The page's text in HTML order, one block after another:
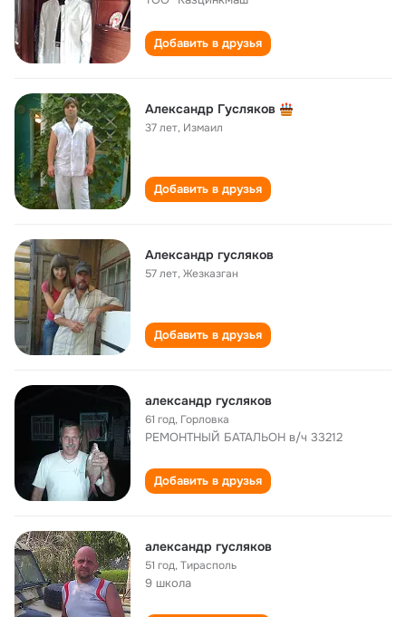
Добавить в друзья
Александр Гусляков
37 лет, Измаил
Добавить в друзья
Александр гусляков
57 лет,Жезказган
Добавить в друзья
александр гусляков
61 год, Горловка
РЕМОНТНЫЙ БАТАЛЬОН в/ч 33212
Добавить в друзья
александр гусляков
51 год,Тирасполь
9 школа